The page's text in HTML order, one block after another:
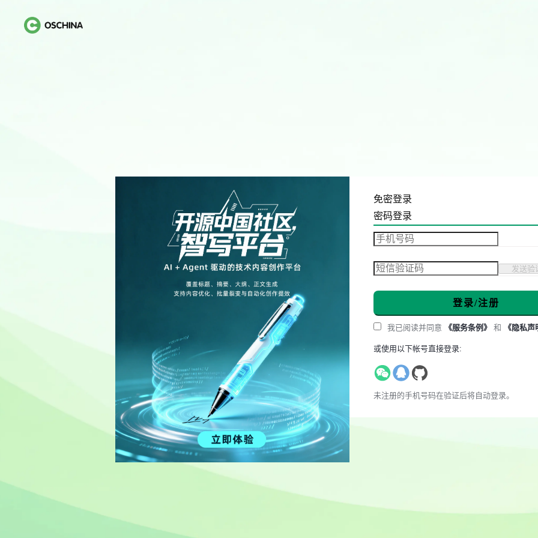
免密登录
密码登录
发送验
登录/注册
我已阅读并同意 《服务条例》 和 《隐私声
或使用以下帐号直接登录:
未注册的手机号码在验证后将自动登录。